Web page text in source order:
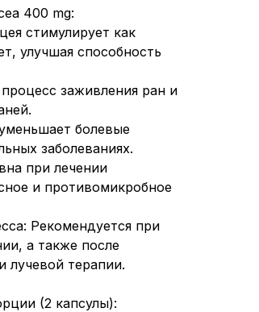
400 mg:
стимулирует как
улучшая способность
заживления ран и
болевые
заболеваниях.
при лечении
и противомикробное
Рекомендуется при
а также после
лучевой терапии.
(2 капсулы):